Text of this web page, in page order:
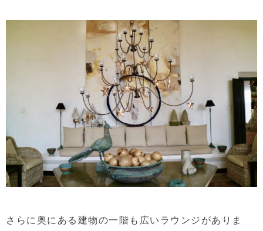
さらに奥にある建物の一階も広いラウンジがありま